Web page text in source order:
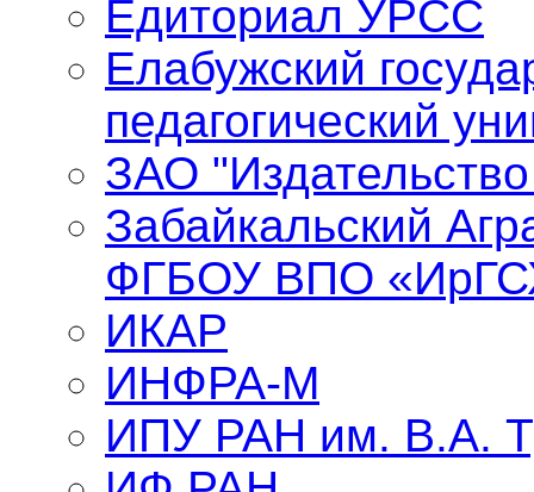
Едиториал УРСС
Елабужский
педагогический
ЗАО
Забайкальский
ФГБОУ ВПО
ИКАР
ИНФРА-М
ИПУ РАН им. В.А.